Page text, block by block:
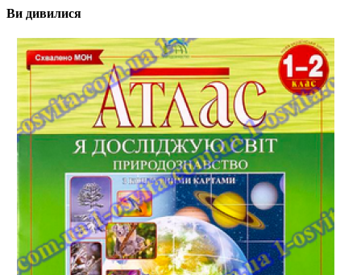
Ви дивилися